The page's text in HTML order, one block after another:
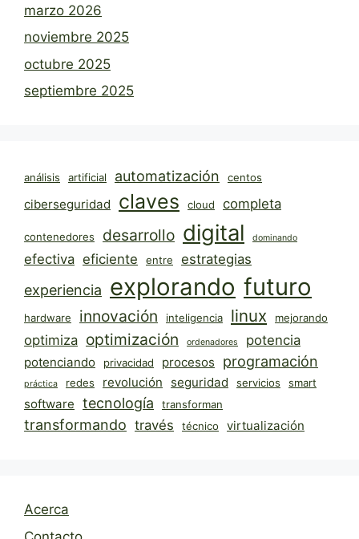
marzo 2026
noviembre 2025
octubre 2025
septiembre 2025
análisis artificial automatización centos
ciberseguridad claves cloud completa
contenedores desarrollo digital dominando
efectiva eficiente entre estrategias
experiencia explorando futuro
hardware innovación inteligencia linux mejorando
optimiza optimización ordenadores potencia
potenciando privacidad procesos programación
práctica redes revolución seguridad servicios smart
software tecnología transforman
transformando través técnico virtualización
Acerca